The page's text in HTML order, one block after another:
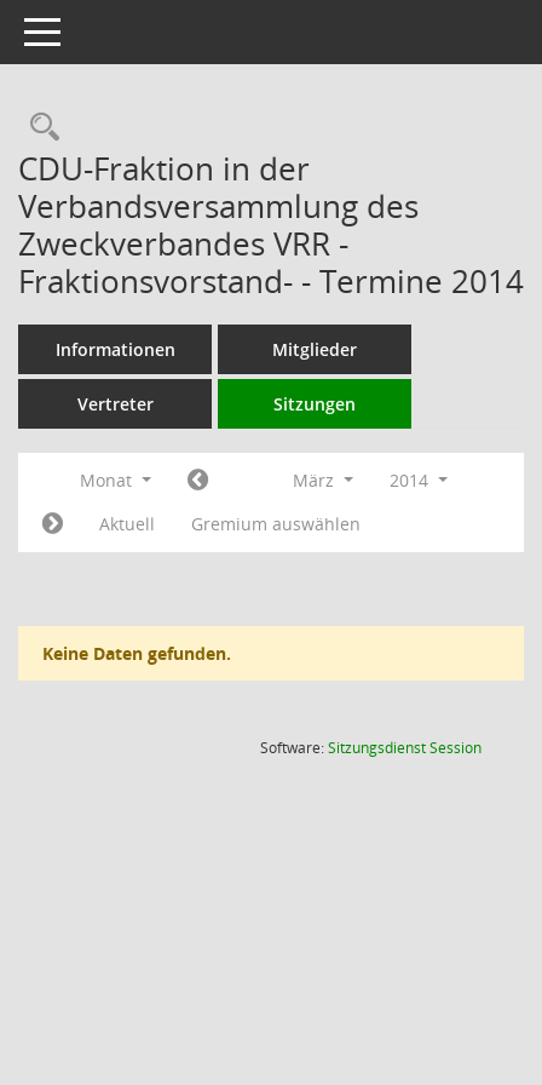
Toggle navigation
Rechercheauswahl
CDU-Fraktion in der
Verbandsversammlung des
Zweckverbandes VRR -
Fraktionsvorstand- - Termine 2014
Informationen Mitglieder
Vertreter Sitzungen
Monat März
2014
Aktuell
Gremium auswählen
Keine Daten gefunden.
Software:SitzungsdienstSession(Wird in